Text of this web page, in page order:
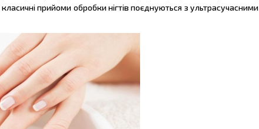
прийоми обробки нігтів поєднуються з ультрасучасними